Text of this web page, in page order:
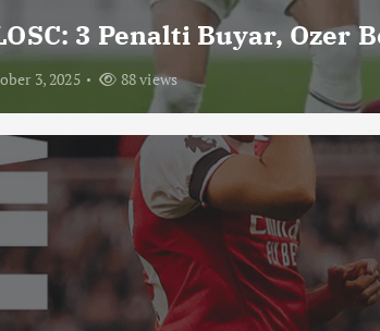
3 Penalti Buyar, Ozer
3, 2025 88 views